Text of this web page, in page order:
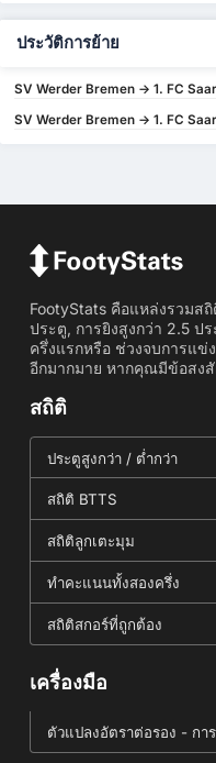
ประวัติการย้าย
SV Werder Bremen -> 1. FC
SV Werder Bremen -> 1. FC
FootyStats คือแหล่งรวมส
ประตู, การยิงสูงกว่า 2.5 ป
ครึ่งแรกหรือ ช่วงจบการแข่
อีกมากมาย หากคุณมีข้อสง
สถิติ
ประตูสูงกว่า / ต่ำกว่า
สถิติ BTTS
สถิติลูกเตะมุม
ทำคะแนนทั้งสองครึ่ง
สถิติสกอร์ที่ถูกต้อง
เครื่องมือ
ตัวแปลงอัตราต่อรอง - กา